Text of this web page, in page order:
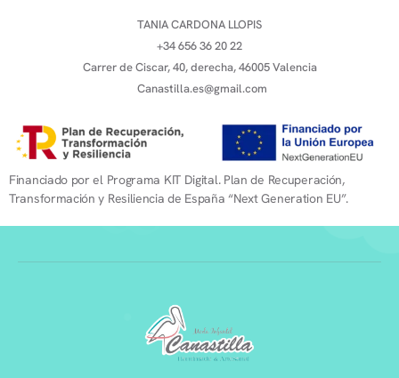
TANIA CARDONA LLOPIS
+34 656 36 20 22
Carrer de Ciscar, 40, derecha, 46005 Valencia
Canastilla.es@gmail.com
Financiado por el Programa KIT Digital. Plan de Recuperación,
Transformación y Resiliencia de España “Next Generation EU”.